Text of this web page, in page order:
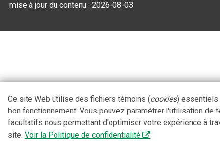
mise à jour du contenu :2026-08-03
Ce site Web utilise des fichiers témoins (cookies) essentiels
bon fonctionnement. Vous pouvez paramétrer l'utilisation de
facultatifs nous permettant d'optimiser votre expérience à
site. Voir la Politique de confidentialité